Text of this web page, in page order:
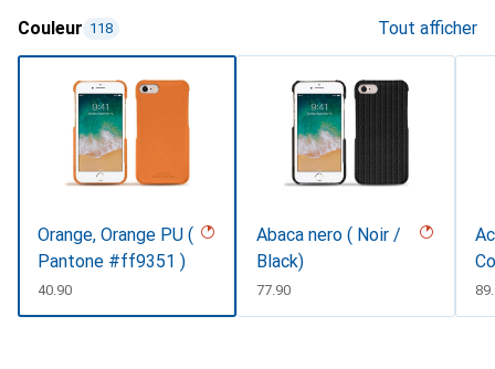
Couleur 118 Tout afficher
Orange, Orange PU (
Pantone #ff9351 )
CHF
40.90
Abaca nero ( Noir /
Black)
CHF
77.90